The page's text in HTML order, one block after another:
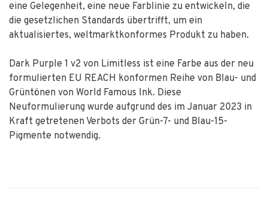
eine Gelegenheit, eine neue Farblinie zu entwickeln, die
die gesetzlichen Standards übertrifft, um ein
aktualisiertes, weltmarktkonformes Produkt zu haben.
Dark Purple 1 v2 von Limitless ist eine Farbe aus der neu
formulierten EU REACH konformen Reihe von Blau- und
Grüntönen von World Famous Ink. Diese
Neuformulierung wurde aufgrund des im Januar 2023 in
Kraft getretenen Verbots der Grün-7- und Blau-15-
Pigmente notwendig.